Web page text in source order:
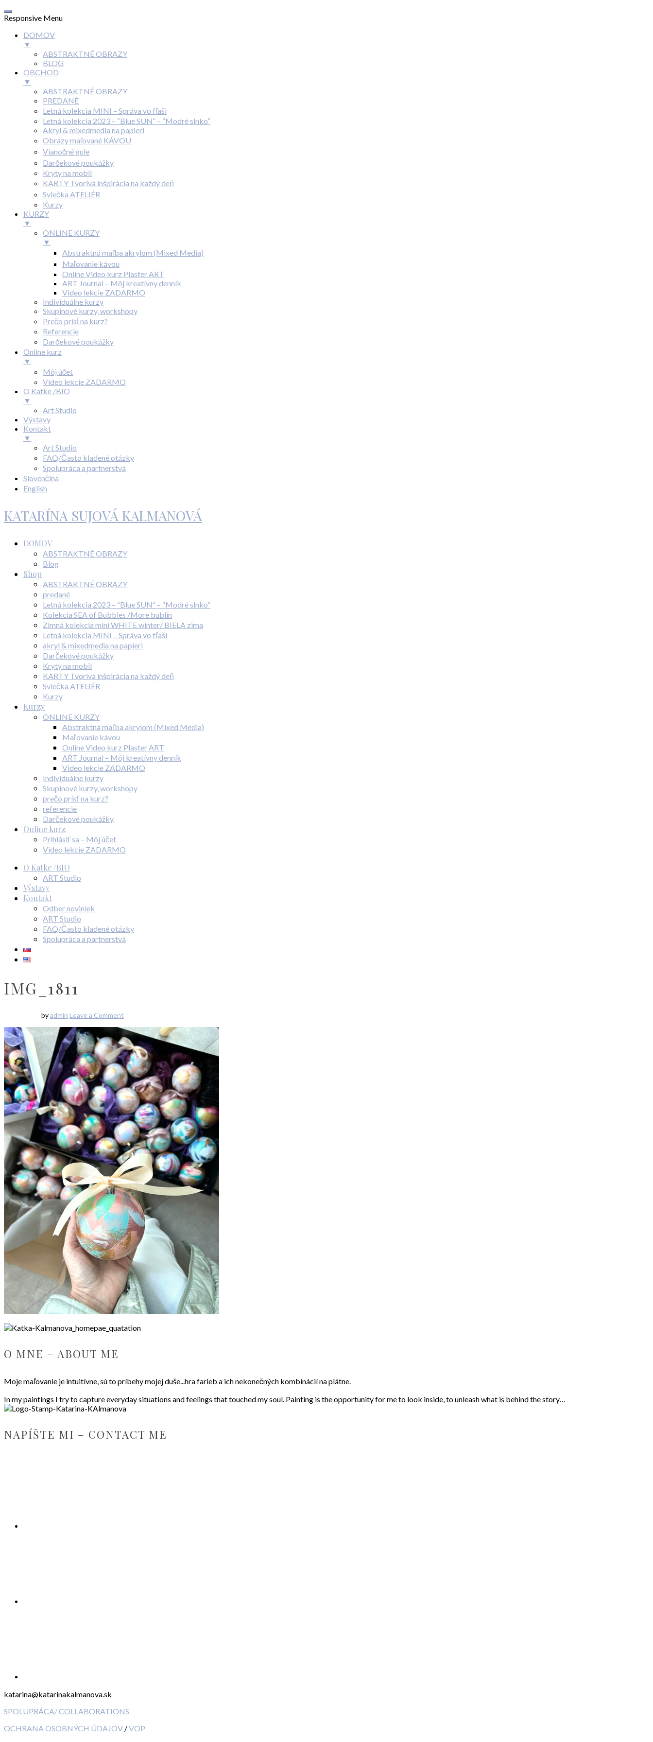
Responsive Menu
DOMOV
▼
ABSTRAKTNÉ OBRAZY
BLOG
OBCHOD
▼
ABSTRAKTNÉ OBRAZY
PREDANÉ
Letná kolekcia MINI – Správa vo fľaši
Letná kolekcia 2023 – “Blue SUN” – “Modré slnko”
Akryl & mixedmedia na papieri
Obrazy maľované KÁVOU
Vianočné gule
Darčekové poukážky
Kryty na mobil
KARTY Tvorivá inšpirácia na každý deň
Sviečka ATELIÉR
Kurzy
KURZY
▼
ONLINE KURZY
▼
Abstraktná maľba akrylom (Mixed Media)
Maľovanie kávou
Online Video kurz Plaster ART
ART Journal – Môj kreatívny denník
Video lekcie ZADARMO
Individuálne kurzy
Skupinové kurzy, workshopy
Prečo prísť na kurz?
Referencie
Darčekové poukážky
Online kurz
▼
Môj účet
Video lekcie ZADARMO
O Katke /BIO
▼
Art Studio
Výstavy
Kontakt
▼
Art Studio
FAQ/Často kladené otázky
Spolupráca a partnerstvá
Slovenčina
English
KATARÍNA SUJOVÁ KALMANOVÁ
DOMOV
ABSTRAKTNÉ OBRAZY
Blog
Shop
ABSTRAKTNÉ OBRAZY
predané
Letná kolekcia 2023 – “Blue SUN” – “Modré slnko”
Kolekcia SEA of Bubbles /More bublín
Zimná kolekcia mini WHITE winter/ BIELA zima
Letná kolekcia MINI – Správa vo fľaši
akryl & mixedmedia na papieri
Darčekové poukážky
Kryty na mobil
KARTY Tvorivá inšpirácia na každý deň
Sviečka ATELIÉR
Kurzy
Kurzy
ONLINE KURZY
Abstraktná maľba akrylom (Mixed Media)
Maľovanie kávou
Online Video kurz Plaster ART
ART Journal – Môj kreatívny denník
Video lekcie ZADARMO
Individuálne kurzy
Skupinové kurzy, workshopy
prečo prísť na kurz?
referencie
Darčekové poukážky
Online kurz
Prihlásiť sa – Môj účet
Video lekcie ZADARMO
O Katke /BIO
ART Studio
Výstavy
Kontakt
Odber noviniek
ART Studio
FAQ/Často kladené otázky
Spolupráca a partnerstvá
IMG_1811
byadmin Leave a Comment
O MNE – ABOUT ME
Moje maľovanie je intuitívne, sú to príbehy mojej duše...hra farieb a ich nekonečných kombinácií na plátne.
In my paintings I try to capture everyday situations and feelings that touched my soul. Painting is the opportunity for me to look inside, to unleash what is behind the story…
NAPÍŠTE MI – CONTACT ME
katarina@katarinakalmanova.sk
SPOLUPRÁCA/ COLLABORATIONS
OCHRANA OSOBNÝCH ÚDAJOV /VOP